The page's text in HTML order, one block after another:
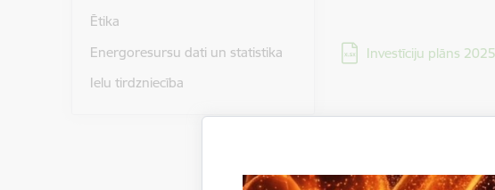
Ētika
Energoresursu dati un statistika
Ielu tirdzniecība
Lejupielādēt:
Investīciju plāns